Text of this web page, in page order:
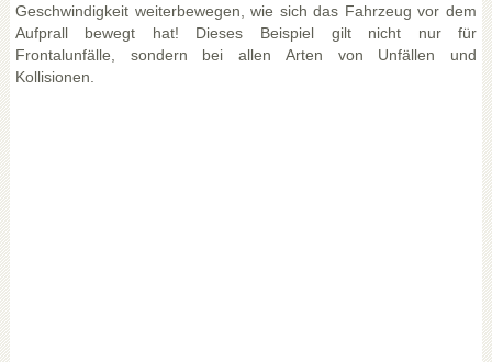
Geschwindigkeit weiterbewegen, wie sich das Fahrzeug vor dem
Aufprall bewegt hat! Dieses Beispiel gilt nicht nur für
Frontalunfälle, sondern bei allen Arten von Unfällen und
Kollisionen.